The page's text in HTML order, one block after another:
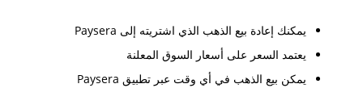
يمكنك إعادة بيع الذهب الذي اشتريته إلى Paysera
يعتمد السعر على أسعار السوق المعلنة
يمكن بيع الذهب في أي وقت عبر تطبيق Paysera